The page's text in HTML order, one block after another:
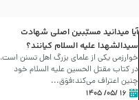
آیا میدانید مسبّبین اصلی شهادت
سیدالشهدا علیه ‌السلام کیانند؟
خوارزمی یکی از علمای بزرگ اهل تسنن است،
در کتاب مقتل الحسین علیه ‌السلام خود
چنین اعتراف می‌کند:فوَق...
۱۶ /۰۵/ ۱۴۰۵